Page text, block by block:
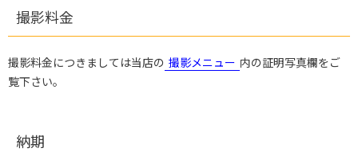
撮影料金
撮影料金につきましては当店の 撮影メニュー 内の証明写真欄をご
覧下さい。
納期